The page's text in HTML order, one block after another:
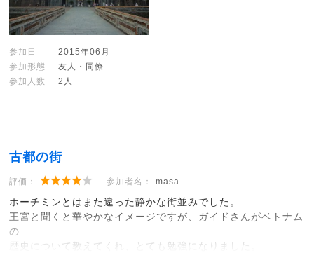
参加日
2015年06月
参加形態
友人・同僚
参加人数
2人
古都の街
評価： 参加者名： masa
ホーチミンとはまた違った静かな街並みでした。
王宮と聞くと華やかなイメージですが、ガイドさんがベトナム
の
歴史について教えてくれ、とても勉強になりました。